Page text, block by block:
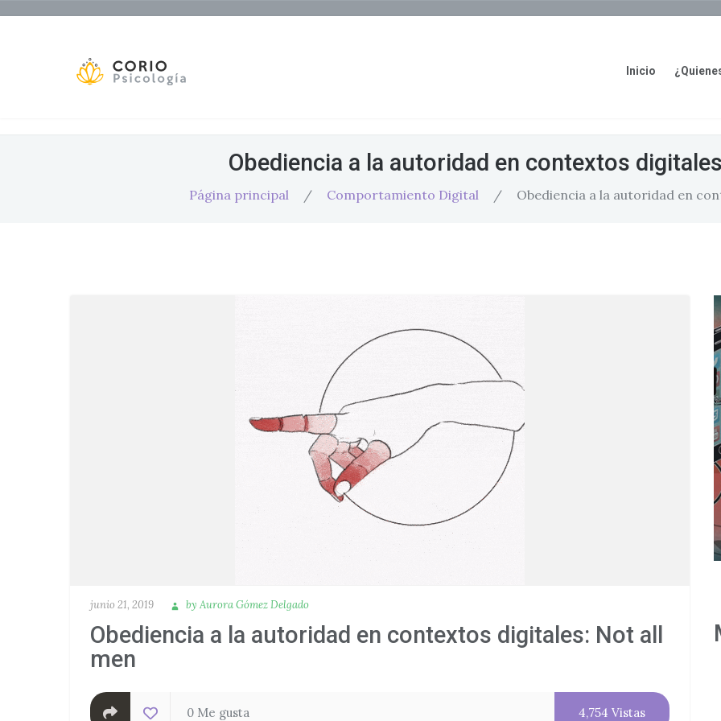
Inicio
Obediencia a la autoridad en contextos
Página principal / Comportamiento Digital / Obediencia a la autoridad en
Publicado
junio 21, 2019 Autora
by Aurora Gómez Delgado
Obediencia a la autoridad en contextos digitales: Not all
men
0 Me gusta 4,754 Vistas
La Gran Renuncia:
¿porqué los
trabajadores están
renunciando de
manera masiva a sus
Adiciones
Online: cuando el
camello lo sabe todo